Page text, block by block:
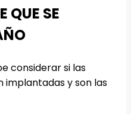
QUE SE
considerar si las
implantadas y son las